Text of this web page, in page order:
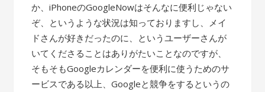
か、iPhoneのGoogleNowはそんなに便利じゃない
ぞ、というような状況は知っておりますし、メイ
ドさんが好きだったのに、というユーザーさんが
いてくださることはありがたいことなのですが、
そもそもGoogleカレンダーを便利に使うためのサ
ービスである以上、Googleと競争をするというの